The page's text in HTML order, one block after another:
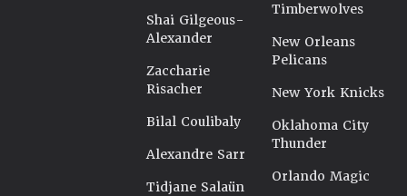
Shai Gilgeous-
Alexander
Zaccharie
Risacher
Bilal Coulibaly
Alexandre Sarr
Tidjane Salaün
Timberwolves
New Orleans
Pelicans
New York Knicks
Oklahoma City
Thunder
Orlando Magic